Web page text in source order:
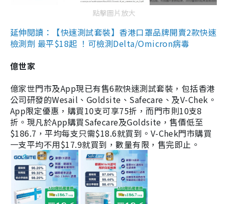
點擊圖片放大
延伸閱讀：【快速測試套裝】香港口罩品牌開賣2款快速
檢測劑 最平$18起 ！可檢測Delta/Omicron病毒
億世家
億家世門市及App現已有售6款快速測試套裝，包括香港
公司研發的Wesail、Goldsite、Safecare、及V-Chek。
App限定優惠，購買10支可享75折，而門市則10支8
折。現凡於App購買Safecare及Goldsite，售價低至
$186.7，平均每支只需$18.6就買到。V-Chek門市購買
一支平均不用$17.9就買到，數量有限，售完即止。